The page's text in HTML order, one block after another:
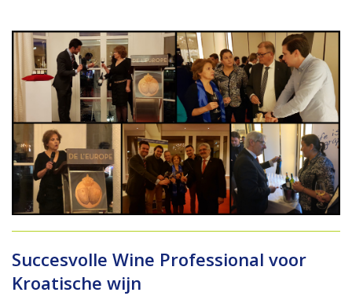
Succesvolle Wine Professional voor
Kroatische wijn